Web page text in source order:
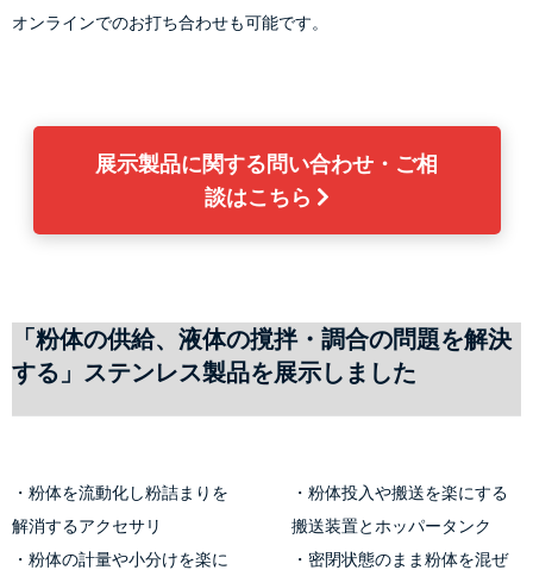
オンラインでのお打ち合わせも可能です。
展示製品に関する問い合わせ・ご相
談はこちら
「粉体の供給、液体の撹拌・調合の問題を解決
する」ステンレス製品を展示しました
・粉体を流動化し粉詰まりを
解消するアクセサリ
・粉体投入や搬送を楽にする
搬送装置とホッパータンク
・粉体の計量や小分けを楽に
・密閉状態のまま粉体を混ぜ